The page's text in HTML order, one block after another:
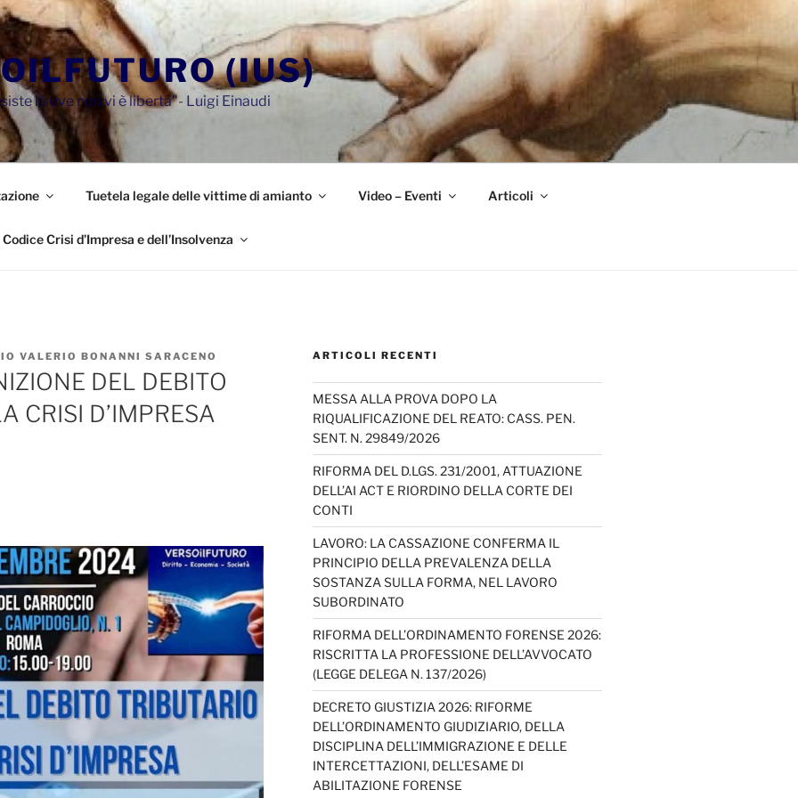
(IUS)
là ove non vi è libertà"- Luigi Einaudi
Tuetela legale delle vittime di amianto Video – Eventi Articoli
Codice Crisi d’Impresa e dell’Insolvenza
VALERIO BONANNI SARACENO
DEL DEBITO
CRISI D’IMPRESA
ARTICOLI RECENTI
MESSA ALLA PROVA DOPO LA
RIQUALIFICAZIONE DEL REATO: CASS. PEN.
SENT. N. 29849/2026
RIFORMA DEL D.LGS. 231/2001, ATTUAZIONE
DELL’AI ACT E RIORDINO DELLA CORTE DEI
CONTI
LAVORO: LA CASSAZIONE CONFERMA IL
PRINCIPIO DELLA PREVALENZA DELLA
SOSTANZA SULLA FORMA, NEL LAVORO
SUBORDINATO
RIFORMA DELL’ORDINAMENTO FORENSE 2026:
RISCRITTA LA PROFESSIONE DELL’AVVOCATO
(LEGGE DELEGA N. 137/2026)
DECRETO GIUSTIZIA 2026: RIFORME
DELL’ORDINAMENTO GIUDIZIARIO, DELLA
DISCIPLINA DELL’IMMIGRAZIONE E DELLE
INTERCETTAZIONI, DELL’ESAME DI
ABILITAZIONE FORENSE